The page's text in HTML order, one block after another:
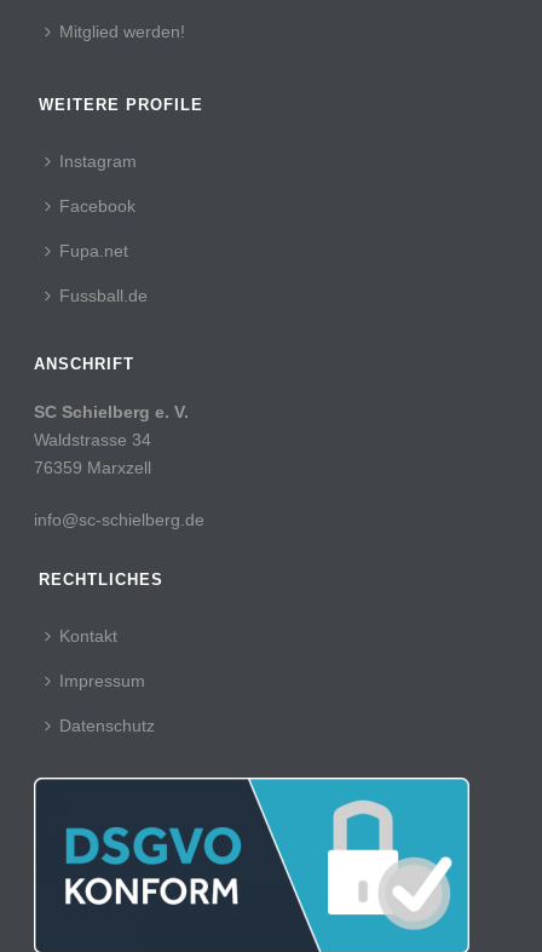
Mitglied werden!
WEITERE PROFILE
Instagram
Facebook
Fupa.net
Fussball.de
ANSCHRIFT
SC Schielberg e. V.
Waldstrasse 34
76359 Marxzell
info@sc-schielberg.de
RECHTLICHES
Kontakt
Impressum
Datenschutz